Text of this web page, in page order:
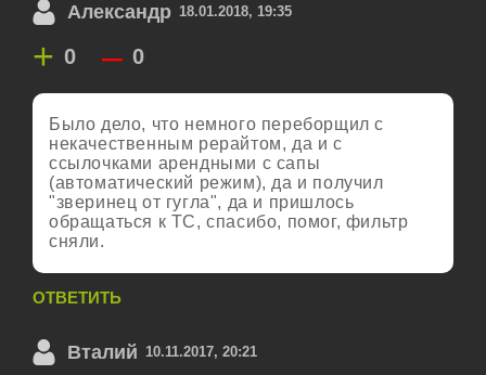
Александр 18.01.2018, 19:35
+ 0 – 0
Было дело, что немного переборщил с
некачественным рерайтом, да и с
ссылочками арендными с сапы
(автоматический режим), да и получил
"зверинец от гугла", да и пришлось
обращаться к ТС, спасибо, помог, фильтр
сняли.
ОТВЕТИТЬ
Вталий 10.11.2017, 20:21